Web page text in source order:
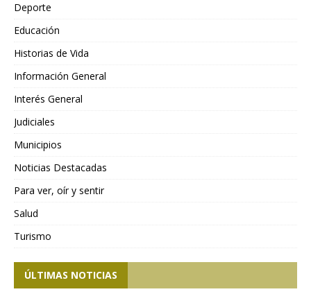
Deporte
Educación
Historias de Vida
Información General
Interés General
Judiciales
Municipios
Noticias Destacadas
Para ver, oír y sentir
Salud
Turismo
ÚLTIMAS NOTICIAS